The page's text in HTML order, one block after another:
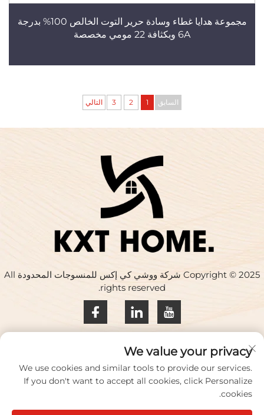
مجموعة هدايا غطاء وسادة حرير التوت الخالص 100% بدرجة
6A وبكثافة 22 مومي مخصصة
السابق 1
2
3 التالي
Copyright © 2025 شركة ووشي كي إكس للمنسوجات المحدودة All
rights reserved.
سياسة الخصوصية
اتصل بنا
مدينة ووشي، مقاطعة جيانغسو، الصين
We value your privacy
We use cookies and similar tools to provide our services.
If you don't want to accept all cookies, click Personalize
cookies.